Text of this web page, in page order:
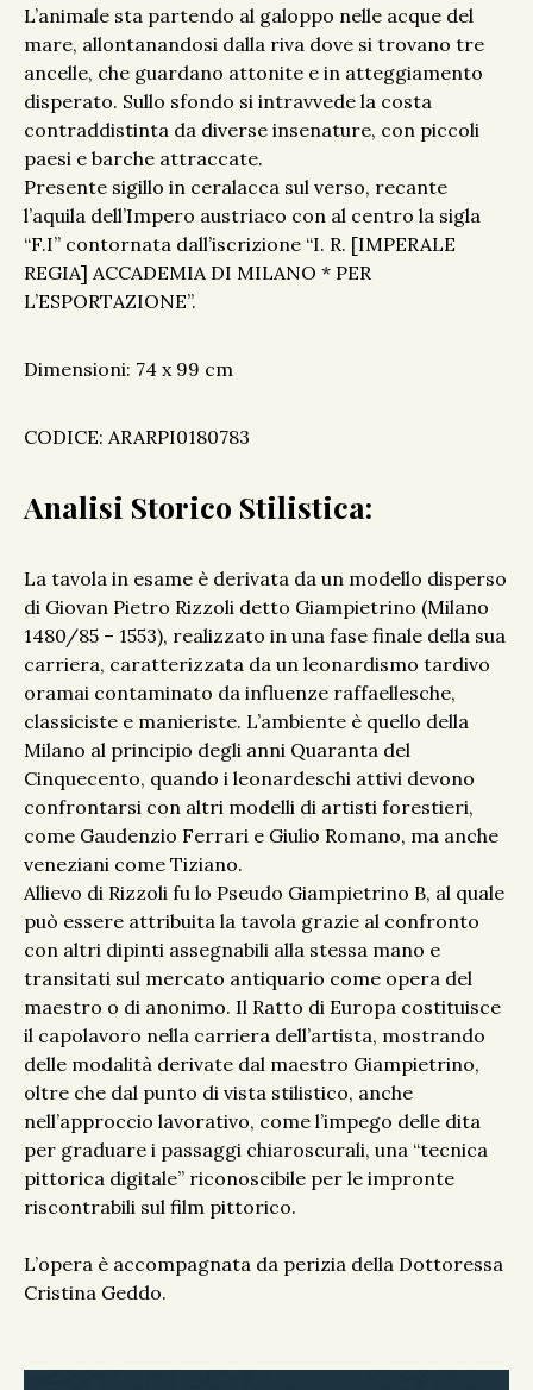
L’animale sta partendo al galoppo nelle acque del
mare, allontanandosi dalla riva dove si trovano tre
ancelle, che guardano attonite e in atteggiamento
disperato. Sullo sfondo si intravvede la costa
contraddistinta da diverse insenature, con piccoli
paesi e barche attraccate.
Presente sigillo in ceralacca sul verso, recante
l’aquila dell’Impero austriaco con al centro la sigla
“F.I” contornata dall’iscrizione “I. R. [IMPERALE
REGIA] ACCADEMIA DI MILANO * PER
L’ESPORTAZIONE”.
Dimensioni: 74 x 99 cm
CODICE: ARARPI0180783
Analisi Storico Stilistica:
La tavola in esame è derivata da un modello disperso
di Giovan Pietro Rizzoli detto Giampietrino (Milano
1480/85 – 1553), realizzato in una fase finale della sua
carriera, caratterizzata da un leonardismo tardivo
oramai contaminato da influenze raffaellesche,
classiciste e manieriste. L’ambiente è quello della
Milano al principio degli anni Quaranta del
Cinquecento, quando i leonardeschi attivi devono
confrontarsi con altri modelli di artisti forestieri,
come Gaudenzio Ferrari e Giulio Romano, ma anche
veneziani come Tiziano.
Allievo di Rizzoli fu lo Pseudo Giampietrino B, al quale
può essere attribuita la tavola grazie al confronto
con altri dipinti assegnabili alla stessa mano e
transitati sul mercato antiquario come opera del
maestro o di anonimo. Il Ratto di Europa costituisce
il capolavoro nella carriera dell’artista, mostrando
delle modalità derivate dal maestro Giampietrino,
oltre che dal punto di vista stilistico, anche
nell’approccio lavorativo, come l’impego delle dita
per graduare i passaggi chiaroscurali, una “tecnica
pittorica digitale” riconoscibile per le impronte
riscontrabili sul film pittorico.
L’opera è accompagnata da perizia della Dottoressa
Cristina Geddo.